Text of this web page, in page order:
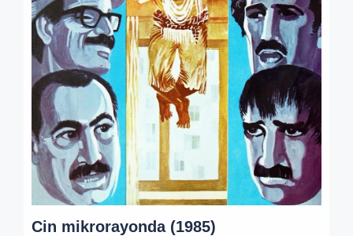
Cin mikrorayonda (1985)